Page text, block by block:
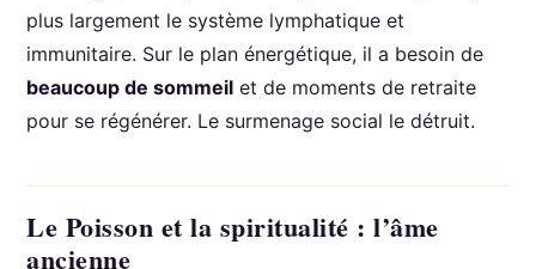
plus largement le système lymphatique et
immunitaire. Sur le plan énergétique, il a besoin de
beaucoup de sommeil et de moments de retraite
pour se régénérer. Le surmenage social le détruit.
Le Poisson et la spiritualité : l’âme
ancienne